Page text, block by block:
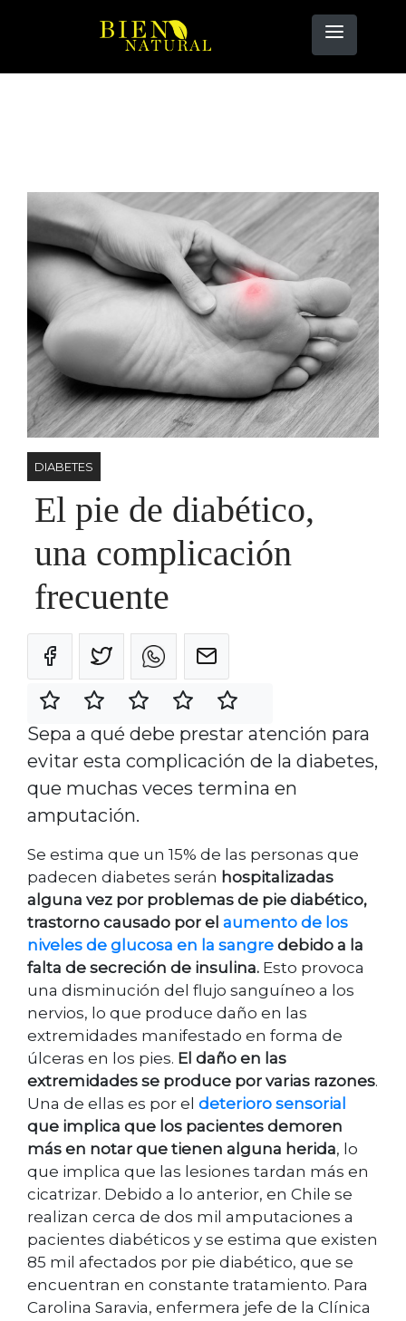
DIABETES
El pie de diabético,
una complicación
frecuente
Sepa a qué debe prestar atención para
evitar esta complicación de la diabetes,
que muchas veces termina en
amputación.
Se estima que un 15% de las personas que
padecen diabetes serán hospitalizadas
alguna vez por problemas de pie diabético,
trastorno causado por el aumento de los
niveles de glucosa en la sangre debido a la
falta de secreción de insulina. Esto provoca
una disminución del flujo sanguíneo a los
nervios, lo que produce daño en las
extremidades manifestado en forma de
úlceras en los pies. El daño en las
extremidades se produce por varias razones.
Una de ellas es por el deterioro sensorial
que implica que los pacientes demoren
más en notar que tienen alguna herida, lo
que implica que las lesiones tardan más en
cicatrizar. Debido a lo anterior, en Chile se
realizan cerca de dos mil amputaciones a
pacientes diabéticos y se estima que existen
85 mil afectados por pie diabético, que se
encuentran en constante tratamiento. Para
Carolina Saravia, enfermera jefe de la Clínica